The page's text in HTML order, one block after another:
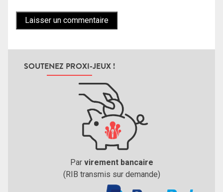
SOUTENEZ PROXI-JEUX !
Par virement bancaire
(RIB transmis sur demande)